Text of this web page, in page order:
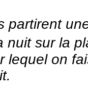
partirent
nuit sur la
lequel on